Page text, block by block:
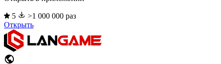
5
>1 000 000 раз
Открыть